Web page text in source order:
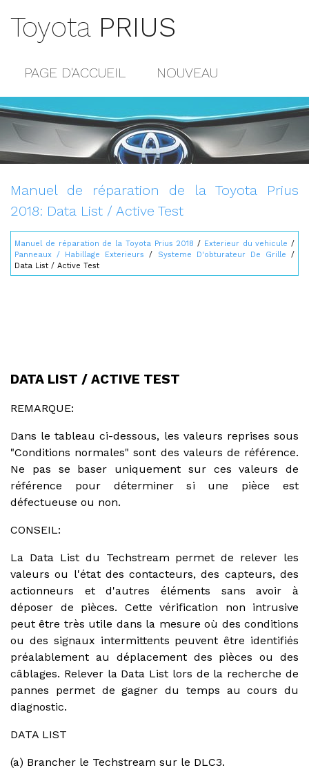
Toyota PRIUS
PAGE D'ACCUEIL NOUVEAU
POPULAIRE
CONTACTS
Manuel de réparation de la Toyota Prius
2018: Data List / Active Test
Manuel de réparation de la Toyota Prius 2018 / Exterieur du vehicule /
Panneaux / Habillage Exterieurs
/ Systeme D'obturateur De Grille /
Data List / Active Test
DATA LIST / ACTIVE TEST
REMARQUE:
Dans le tableau ci-dessous, les valeurs reprises sous
"Conditions normales" sont des valeurs de référence.
Ne pas se baser uniquement sur ces valeurs de
référence pour déterminer si une pièce est
défectueuse ou non.
CONSEIL:
La Data List du Techstream permet de relever les
valeurs ou l'état des contacteurs, des capteurs, des
actionneurs et d'autres éléments sans avoir à
déposer de pièces. Cette vérification non intrusive
peut être très utile dans la mesure où des conditions
ou des signaux intermittents peuvent être identifiés
préalablement au déplacement des pièces ou des
câblages. Relever la Data List lors de la recherche de
pannes permet de gagner du temps au cours du
diagnostic.
DATA LIST
(a) Brancher le Techstream sur le DLC3.